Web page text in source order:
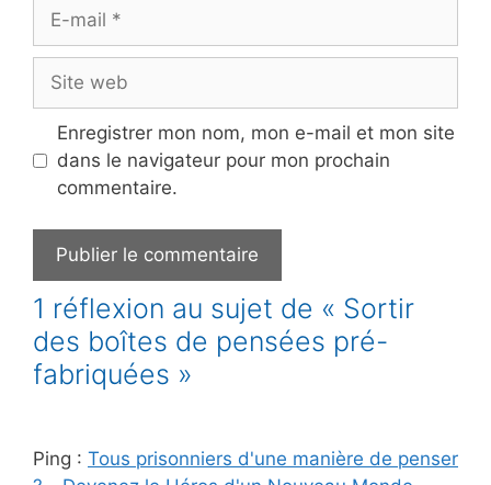
mail
web
Enregistrer mon nom, mon e-mail et mon site
dans le navigateur pour mon prochain
commentaire.
1 réflexion au sujet de « Sortir
des boîtes de pensées pré-
fabriquées »
Ping : Tous prisonniers d'une manière de penser